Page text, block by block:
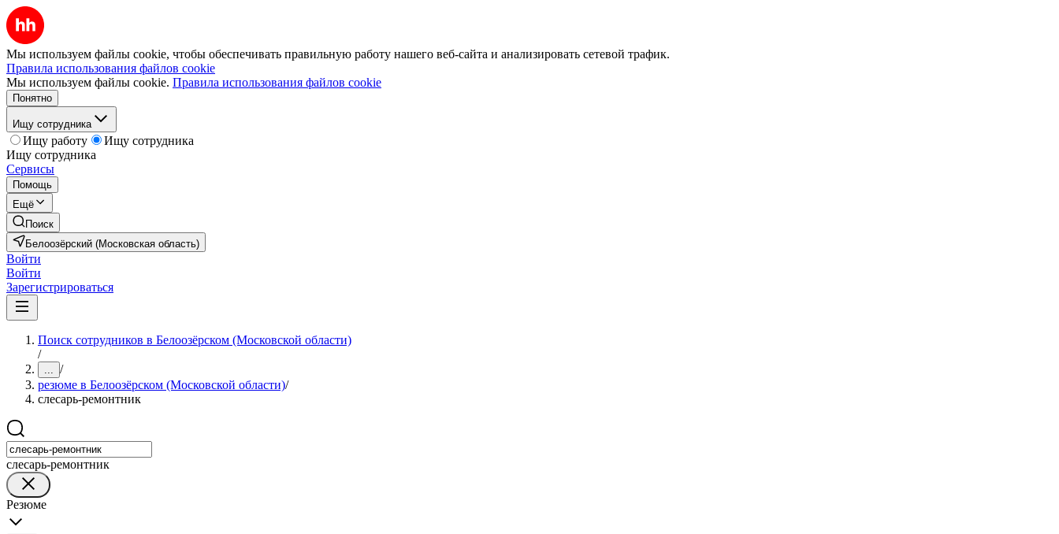
Мы используем файлы cookie, чтобы обеспечивать правильную работу нашего веб-сайта и анализировать сетевой трафик.
Правила использования файлов cookie
Мы используем файлы cookie. Правила использования файлов cookie
Понятно
Ищу сотрудника
Ищу работу
Ищу сотрудника
Ищу сотрудника
Сервисы
Помощь
Ещё
Поиск
Белоозёрский (Московская область)
Войти
Войти
Зарегистрироваться
Поиск сотрудников в Белоозёрском (Московской области)
/
... /
резюме в Белоозёрском (Московской области)/
слесарь-ремонтник
слесарь-ремонтник
Резюме